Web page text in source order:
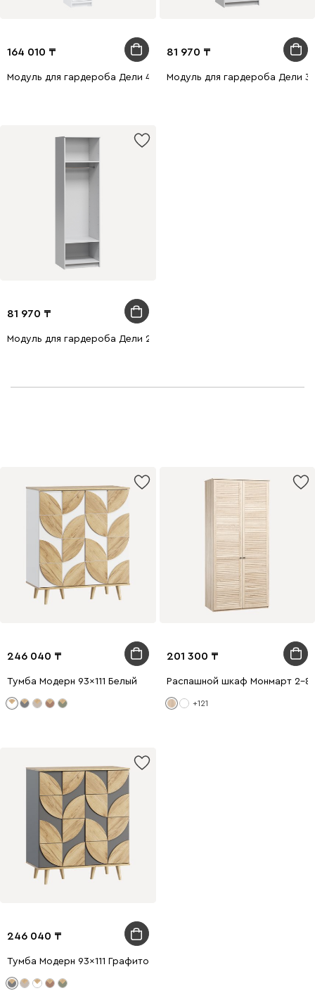
164 010
Модуль для гардероба Дели 4-40x240 Белый
81 970
Модуль для гардероба Дели
81 970
Модуль для гардероба Дели 2-60x210 Белый
246 040
Тумба Модерн 93x111 Белый
201 300
Распашной шкаф Монмарт 2-
+121
246 040
Тумба Модерн 93x111 Графитовый